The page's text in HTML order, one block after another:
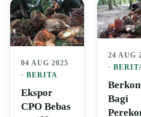
04 AUG 2025
· BERITA
Ekspor
CPO Bebas
24 AUG
·
Bagi